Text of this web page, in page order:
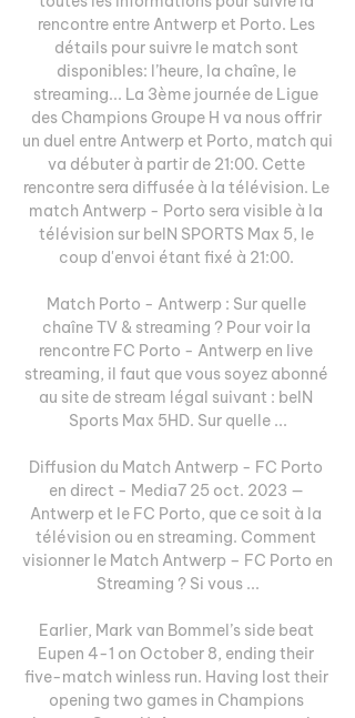
rencontre entre Antwerp et Porto. Les
détails pour suivre le match sont
disponibles: l’heure, la chaîne, le
streaming... La 3ème journée de Ligue
des Champions Groupe H va nous offrir
un duel entre Antwerp et Porto, match qui
va débuter à partir de 21:00. Cette
rencontre sera diffusée à la télévision. Le
match Antwerp - Porto sera visible à la
télévision sur beIN SPORTS Max 5, le
coup d'envoi étant fixé à 21:00.
Match Porto - Antwerp : Sur quelle
chaîne TV & streaming ? Pour voir la
rencontre FC Porto - Antwerp en live
streaming, il faut que vous soyez abonné
au site de stream légal suivant : beIN
Sports Max 5HD. Sur quelle ...
Diffusion du Match Antwerp - FC Porto
en direct - Media7 25 oct. 2023 —
Antwerp et le FC Porto, que ce soit à la
télévision ou en streaming. Comment
visionner le Match Antwerp – FC Porto en
Streaming ? Si vous ...
Earlier, Mark van Bommel’s side beat
Eupen 4-1 on October 8, ending their
five-match winless run. Having lost their
opening two games in Champions